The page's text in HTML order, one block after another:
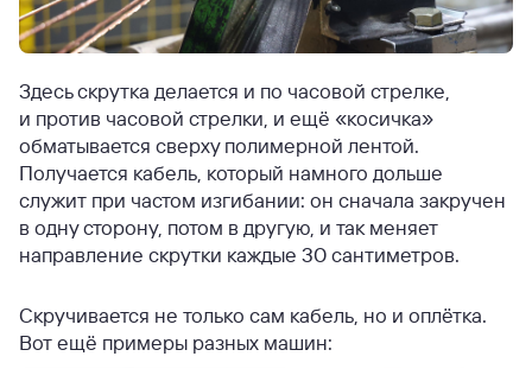
Здесь скрутка делается и по часовой стрелке,
и против часовой стрелки, и ещё «косичка»
обматывается сверху полимерной лентой.
Получается кабель, который намного дольше
служит при частом изгибании: он сначала закручен
в одну сторону, потом в другую, и так меняет
направление скрутки каждые 30 сантиметров.
Скручивается не только сам кабель, но и оплётка.
Вот ещё примеры разных машин: